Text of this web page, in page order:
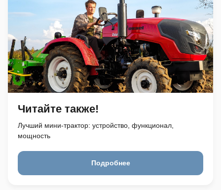
Читайте также!
Лучший мини-трактор: устройство, функционал,
мощность
Подробнее